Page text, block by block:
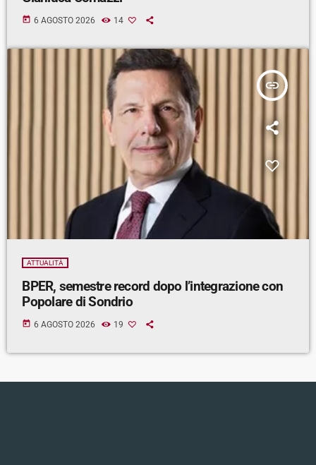
today 6 AGOSTO 2026 14
insert_link
ATTUALITÀ
BPER, semestre record dopo l’integrazione con
Popolare di Sondrio
today 6 AGOSTO 2026 19